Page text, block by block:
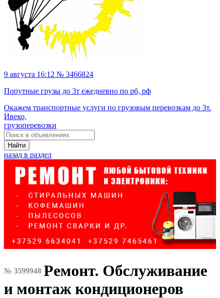
9 августа 16:12 № 3466824
Попутные грузы до 3т ежедневно по рб, рф
Окажем транспортные услуги по грузовым перевозкам до 3т.
Ивеко,
грузоперевозки
Найти
назад в раздел
№ 3599948 Ремонт. Обслуживание
и монтаж кондиционеров